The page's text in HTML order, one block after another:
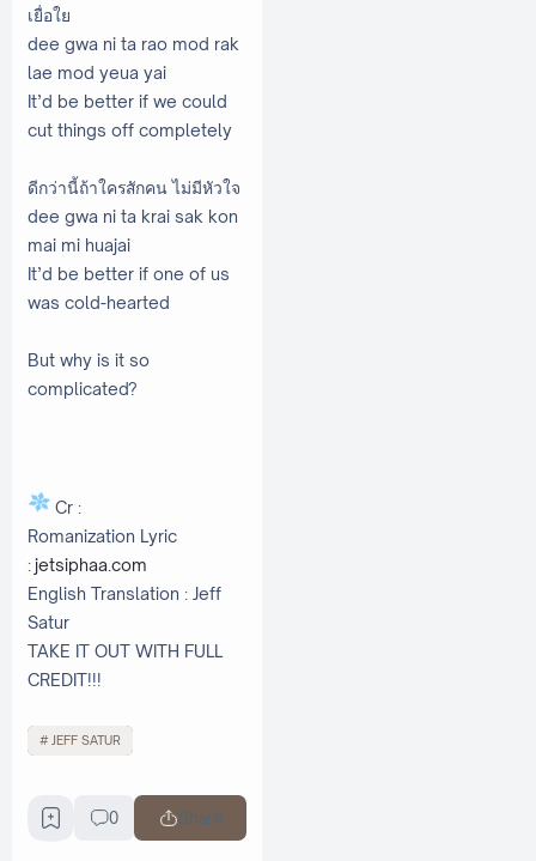
เยื่อใย
dee gwa ni ta rao mod rak
lae mod yeua yai
It’d be better if we could
cut things off completely
ดีกว่านี้ถ้าใครสักคน ไม่มีหัวใจ
dee gwa ni ta krai sak kon
mai mi huajai
It’d be better if one of us
was cold-hearted
But why is it so
complicated?
Cr :
Romanization Lyric
:jetsiphaa.com
English Translation : Jeff
Satur
TAKE IT OUT WITH FULL
CREDIT!!!
JEFF SATUR
0 Share